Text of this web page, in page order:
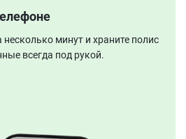
минут и храните полис
всегда под рукой.